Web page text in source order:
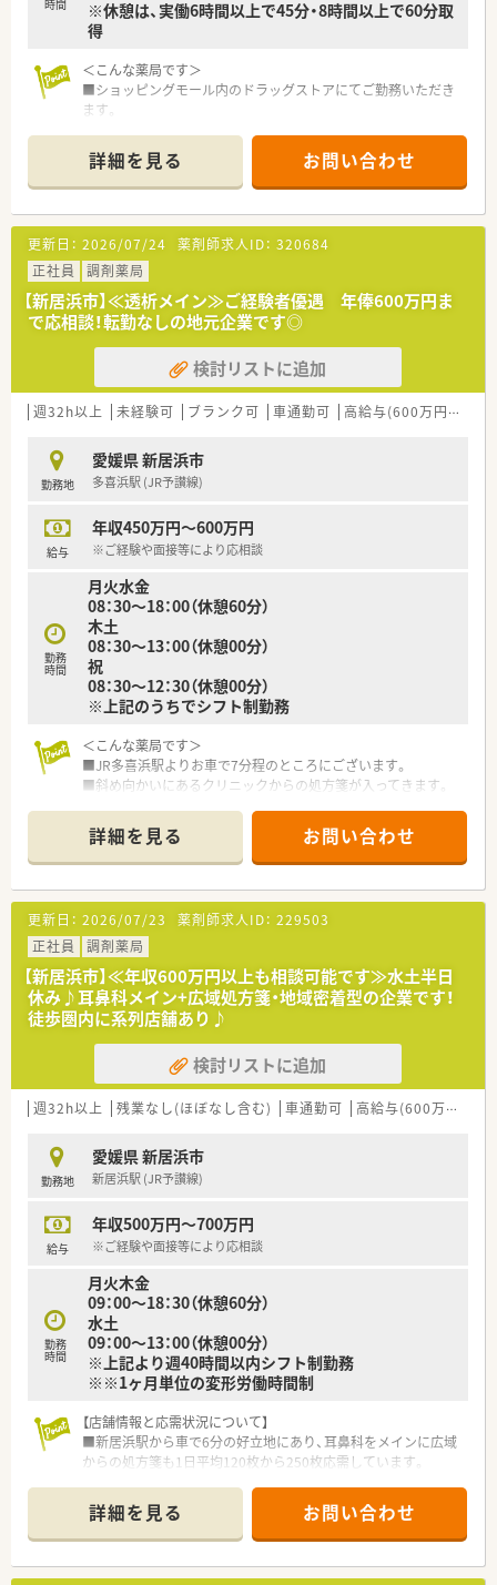
時間
※休憩は、実働6時間以上で45分・8時間以上で60分取
得
＜こんな薬局です＞
■ショッピングモール内のドラッグストアにてご勤務いただき
ます。
■薬剤師8名、登録販売者6名が在籍しています。
＜業務内容＞
■調剤・監査・投薬・OTC販売など薬剤師業務全般をお願いしま
す。
■処方箋枚数は40～50枚/日程度です。
＜法人概要＞
■営業収益日本小売業No.1の安定しており、日本全国及び海外
にも幅広く出店しています。
■全国に278店舗を展開中の企業です。
調剤はもちろん、OTCやシニアケア、漢方薬、健康食品といっ
た健康に必要な商品・サービス提供、クリニックの誘致など新た
な取り組みも実施しています。
もあり、多種多様な処方せんを応需しているため、扱う薬の種類
や対応する医療機関は多岐に渡り幅広い知識・スキルを磨くこと
ができます。
所なので、健康相談を通じてセルフメディケーション推進に貢献
でき、カウンセリング力を身につけられる環境です。
ない種類の漢方も勉強できます。
■薬剤師としての専門制はもちろん、多様なキャリアを支援する
システムが整っています。
■調剤・OTCの担当として経験を積み更に管理薬剤師を経験した
後は、「在宅・企画開発・バイヤー・教育・薬事・調剤サポート」等の
より専門性の高い業務に携わる事も可能です。
■管理薬剤師以降は、自分が進みたいコースにチャレンジできる
告制度、ポイント面談」などを通じて、今後のキャリアや希望を
会社側に伝え新たなキャリア形成する事も可能です。
■育児休業は最大3年間の取得が可能、育児休職からの復帰率
「98.6％（昨年までの2年間平均）」です。
■育児時短勤務は、最大3時間の時間短縮する事ができ、お子様
が小学校卒業する迄取得が可能です。
■子女教育手当・社宅手当（N・R区分）･住宅助成（N・R区分）など、
プライベートな部分を支援してくれる福利厚生も充実していま
詳細を見る お問い合わせ
更新日： 2026/07/24 薬剤師求人ID： 320684
正社員
調剤薬局
【新居浜市】≪透析メイン≫ご経験者優遇 年俸600万円ま
で応相談！転勤なしの地元企業です◎
検討リストに追加
週32h以上 未経験可 ブランク可 車通勤可 高給与(600万円以上)
勤務地
愛媛県 新居浜市
多喜浜駅 (JR予讃線)
給与
年収450万円～600万円
※ご経験や面接等により応相談
勤務
時間
月火水金
08：30～18：00（休憩60分）
木土
08：30～13：00（休憩00分）
祝
08：30～12：30（休憩00分）
※上記のうちでシフト制勤務
＜こんな薬局です＞
■JR多喜浜駅よりお車で7分程のところにございます。
■斜め向かいにあるクリニックからの処方箋が入ってきます。
■薬剤師2名在籍されています。管理薬剤師は男性です。
■電子薬歴・分包機（Vマス）導入されています。
■投薬口は1カ所・立ち投薬がメインですが
患者様のご希望に応じて座ってじっくりお話をお聞き出来る
スペースもございます。
＜業務内容＞
■調剤・投薬・監査など外来処方箋の対応を主にお願いいたしま
す。
■内科・外科・腎臓内科の処方がメインです。
■処方箋枚数は1日あたり80枚程度。
■在宅対応は患者様からのご要望により対応しています。
＜研修制度＞
■ご入職後は実務を通じて一連の業務を習得いただきます。
＜法人特徴＞
■新居浜市内にて2店舗展開されている地元企業です。
■転居を伴う異動もなく、環境を変えずに長くご勤務頂けます。
少数精鋭の企業でありながら、風通しよく皆様お仕事されてい
ます。
＜こんな方にもオススメ＞
■店舗異動のない法人をご希望の方
■外来業務中心の店舗をご希望の方
等々…少しでも気になった方はお気軽にお問い合わせ下さい。
詳細を見る お問い合わせ
更新日： 2026/07/23 薬剤師求人ID： 229503
正社員
調剤薬局
【新居浜市】≪年収600万円以上も相談可能です≫水土半日
休み♪耳鼻科メイン+広域処方箋・地域密着型の企業です！
徒歩圏内に系列店舗あり♪
検討リストに追加
週32h以上 残業なし(ほぼなし含む) 車通勤可 高給与(600万円以上)
勤務地
愛媛県 新居浜市
新居浜駅 (JR予讃線)
給与
年収500万円～700万円
※ご経験や面接等により応相談
勤務
時間
月火木金
09：00～18：30（休憩60分）
水土
09：00～13：00（休憩00分）
※上記より週40時間以内シフト制勤務
※※1ヶ月単位の変形労働時間制
【店舗情報と応需状況について】
■新居浜駅から車で6分の好立地にあり、耳鼻科をメインに広域
からの処方箋も1日平均120枚から250枚応需しています。
り、季節による処方箋枚数の変動にも柔軟に対応しています。
■門前の耳鼻咽喉科クリニックの処方箋を中心に受け付けてお
り、地域の方々に信頼されるかかりつけ薬局として機能していま
す。
詳細を見る お問い合わせ